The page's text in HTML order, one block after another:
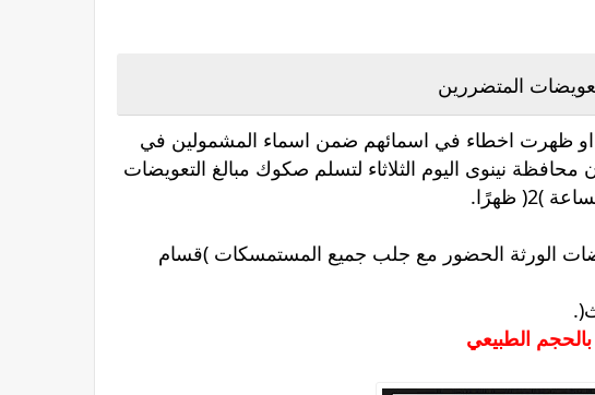
المتضررين
او ظهرت اخطاء في اسمائهم ضمن اسماء المشمولين في
نينوى اليوم الثلاثاء لتسلم صكوك مبالغ التعويضات
الورثة الحضور مع جلب جميع المستمسكات )قسام
الطبيعي